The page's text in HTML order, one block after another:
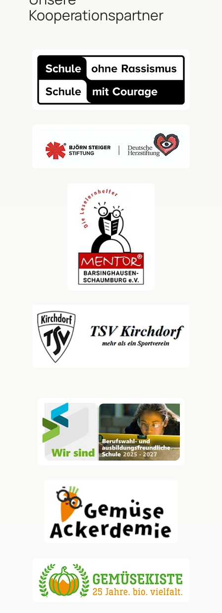
Kooperationspartner